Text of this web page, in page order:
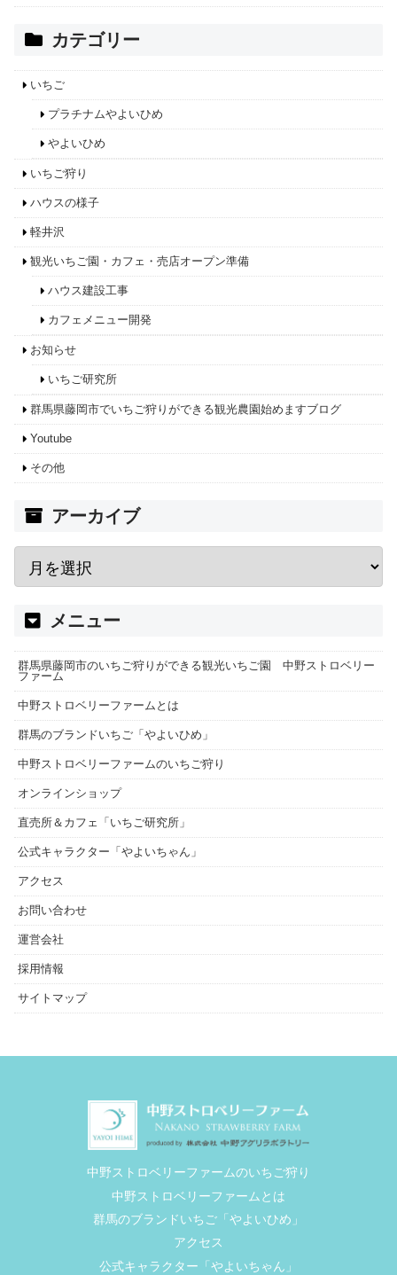
カテゴリー
いちご
プラチナムやよいひめ
やよいひめ
いちご狩り
ハウスの様子
軽井沢
観光いちご園・カフェ・売店オープン準備
ハウス建設工事
カフェメニュー開発
お知らせ
いちご研究所
群馬県藤岡市でいちご狩りができる観光農園始めますブログ
Youtube
その他
アーカイブ
メニュー
群馬県藤岡市のいちご狩りができる観光いちご園 中野ストロベリー
ファーム
中野ストロベリーファームとは
群馬のブランドいちご「やよいひめ」
中野ストロベリーファームのいちご狩り
オンラインショップ
直売所＆カフェ「いちご研究所」
公式キャラクター「やよいちゃん」
アクセス
お問い合わせ
運営会社
採用情報
サイトマップ
中野ストロベリーファームのいちご狩り
中野ストロベリーファームとは
群馬のブランドいちご「やよいひめ」
アクセス
公式キャラクター「やよいちゃん」